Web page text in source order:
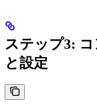
ステップ3:
と設定